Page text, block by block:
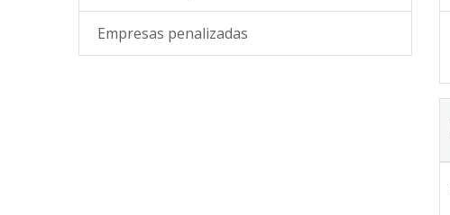
Empresas penalizadas